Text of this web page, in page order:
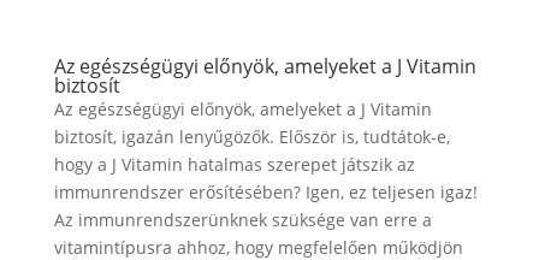
Az egészségügyi előnyök, amelyeket a J Vitamin
biztosít
Az egészségügyi előnyök, amelyeket a J Vitamin
biztosít, igazán lenyűgözők. Először is, tudtátok-e,
hogy a J Vitamin hatalmas szerepet játszik az
immunrendszer erősítésében? Igen, ez teljesen igaz!
Az immunrendszerünknek szüksége van erre a
vitamintípusra ahhoz, hogy megfelelően működjön